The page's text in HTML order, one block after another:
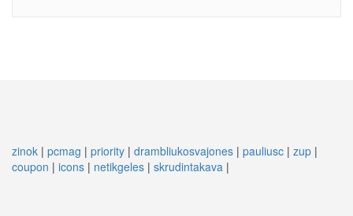
zinok | pcmag | priority | drambliukosvajones | pauliusc | zup |
coupon | icons | netikgeles | skrudintakava |